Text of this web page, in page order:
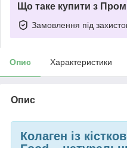
Що таке купити з
Замовлення під
Опис Характеристики
Опис
Колаген із